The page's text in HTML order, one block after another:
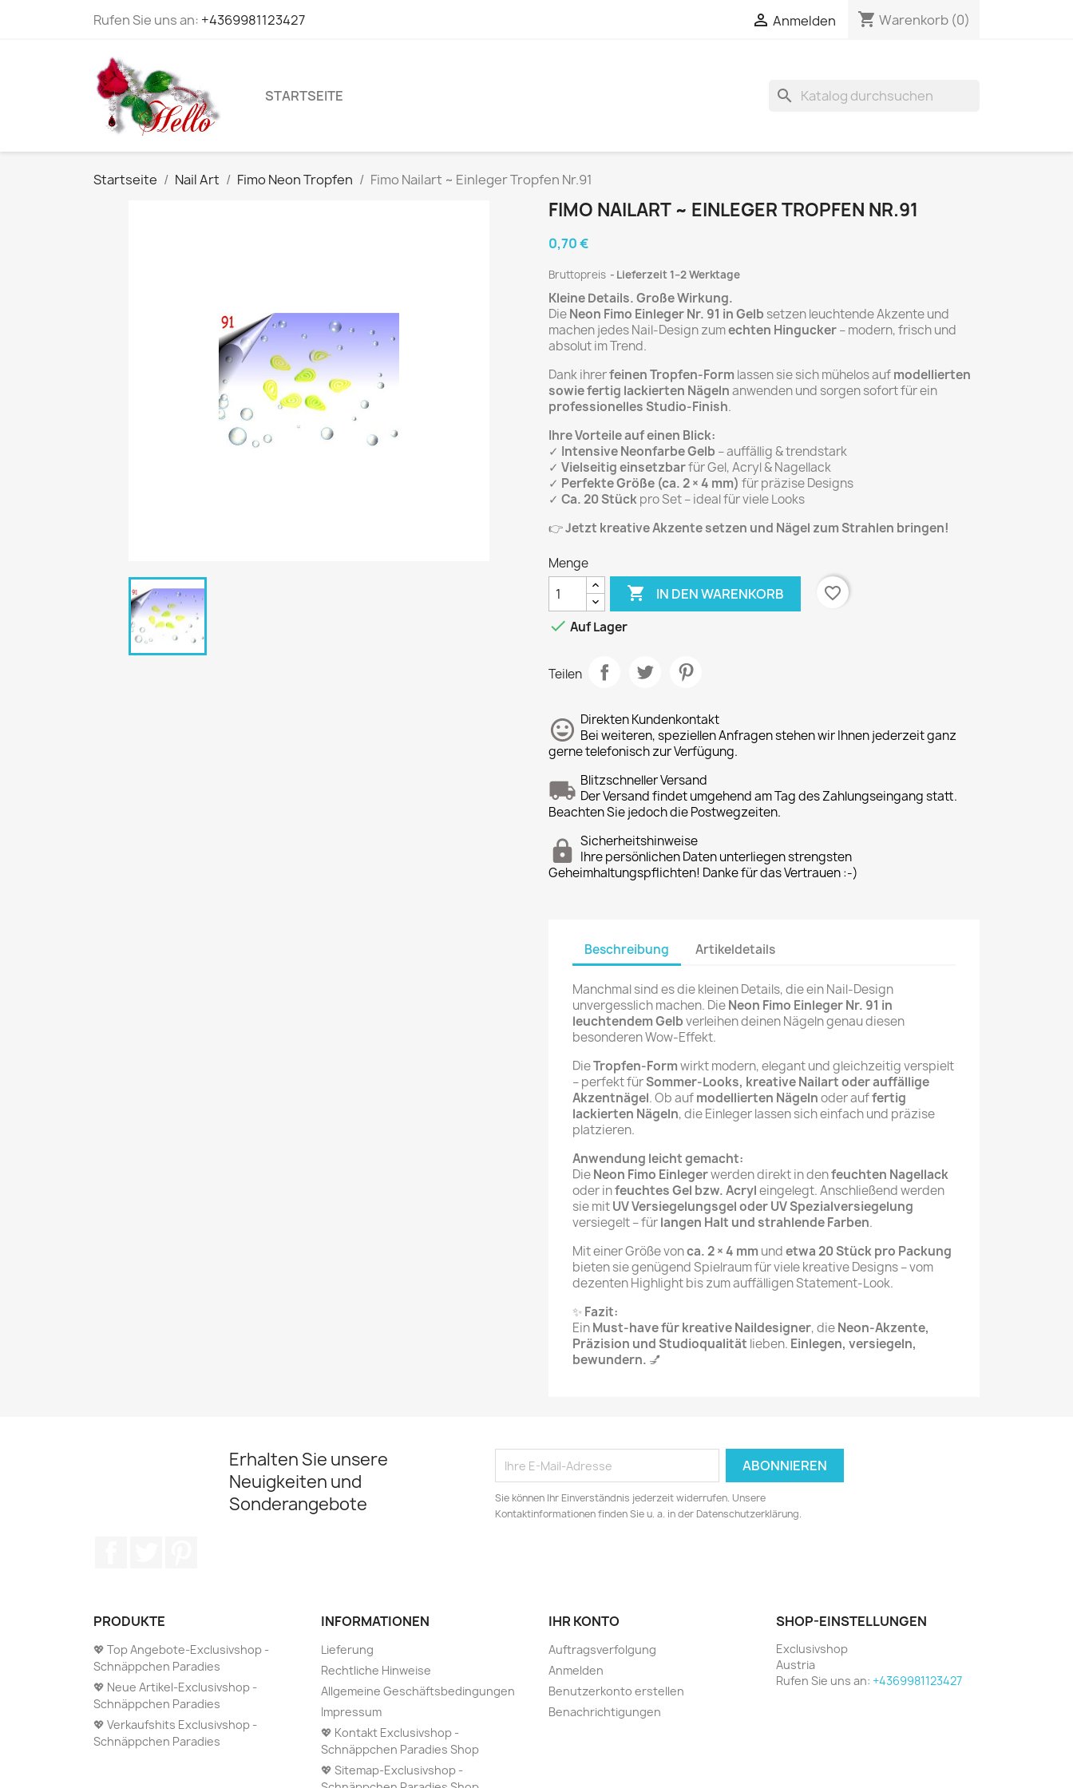
Rufen Sie uns an: +4369981123427  Anmelden shopping_cart Warenkorb (0)
STARTSEITE search
Startseite Nail Art Fimo Neon Tropfen Fimo Nailart ~ Einleger Tropfen Nr.91
FIMO NAILART ~ EINLEGER TROPFEN NR.91
0,70 €
Bruttopreis Lieferzeit 1–2 Werktage
Kleine Details. Große Wirkung.
DieNeon Fimo Einleger Nr. 91 in Gelb setzen leuchtende Akzente und
machen jedes Nail-Design zumechten Hingucker– modern, frisch und
absolut im Trend.
Dank ihrerfeinen Tropfen-Form lassen sie sich mühelos aufmodellierten
sowie fertig lackierten Nägelnanwenden und sorgen sofort für ein
professionelles Studio-Finish.
Ihre Vorteile auf einen Blick:
✓ Intensive Neonfarbe Gelb – auffällig & trendstark
✓ Vielseitig einsetzbarfür Gel, Acryl & Nagellack
✓ Perfekte Größe (ca. 2 × 4 mm) für präzise Designs
✓ Ca. 20 Stückpro Set – ideal für viele Looks
👉Jetzt kreative Akzente setzen und Nägel zum Strahlen bringen!
Menge
 IN DEN WARENKORB
favorite_border
 Auf Lager
Teilen
Direkten Kundenkontakt
Bei weiteren, speziellen Anfragen stehen wir Ihnen jederzeit ganz
gerne telefonisch zur Verfügung.
Blitzschneller Versand
Der Versand findet umgehend am Tag des Zahlungseingang statt.
Beachten Sie jedoch die Postwegzeiten.
Sicherheitshinweise
Ihre persönlichen Daten unterliegen strengsten
Geheimhaltungspflichten! Danke für das Vertrauen :-)
Beschreibung Artikeldetails
Manchmal sind es die kleinen Details, die ein Nail-Design
unvergesslich machen. DieNeon Fimo Einleger Nr. 91 in
leuchtendem Gelbverleihen deinen Nägeln genau diesen
besonderen Wow-Effekt.
DieTropfen-Formwirkt modern, elegant und gleichzeitig verspielt
– perfekt fürSommer-Looks, kreative Nailart oder auffällige
Akzentnägel. Ob aufmodellierten Nägelnoder auffertig
lackierten Nägeln, die Einleger lassen sich einfach und präzise
platzieren.
Anwendung leicht gemacht:
DieNeon Fimo Einlegerwerden direkt in denfeuchten Nagellack
oder infeuchtes Gel bzw. Acryleingelegt. Anschließend werden
sie mitUV Versiegelungsgel oder UV Spezialversiegelung
versiegelt – fürlangen Halt und strahlende Farben.
Mit einer Größe vonca. 2 × 4 mm undetwa 20 Stück pro Packung
bieten sie genügend Spielraum für viele kreative Designs – vom
dezenten Highlight bis zum auffälligen Statement-Look.
✨Fazit:
EinMust-have für kreative Naildesigner, dieNeon-Akzente,
Präzision und Studioqualität lieben. Einlegen, versiegeln,
bewundern. 💅
Erhalten Sie unsere
Neuigkeiten und
Sonderangebote
Sie können Ihr Einverständnis jederzeit widerrufen. Unsere
Kontaktinformationen finden Sie u. a. in der Datenschutzerklärung.
PRODUKTE
💖 Top Angebote-Exclusivshop -
Schnäppchen Paradies
💖 Neue Artikel-Exclusivshop -
Schnäppchen Paradies
💖 Verkaufshits Exclusivshop -
Schnäppchen Paradies
INFORMATIONEN
Lieferung
Rechtliche Hinweise
Allgemeine Geschäftsbedingungen
Impressum
💖 Kontakt Exclusivshop -
Schnäppchen Paradies Shop
💖 Sitemap-Exclusivshop -
IHR KONTO
Auftragsverfolgung
Anmelden
Benutzerkonto erstellen
Benachrichtigungen
SHOP-EINSTELLUNGEN
Exclusivshop
Austria
Rufen Sie uns an: +4369981123427